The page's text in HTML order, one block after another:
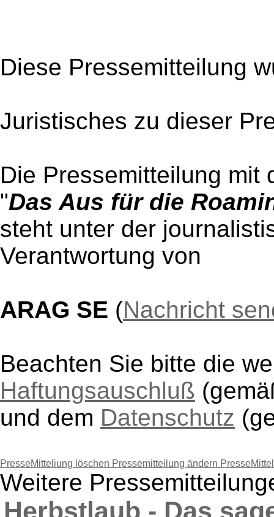
Diese Pressemitteilung
Juristisches zu dieser
Die Pressemitteilung mit
"Das Aus für die
steht unter der
Verantwortung von
ARAG SE (Nachricht
Beachten Sie bitte die
Haftungsauschluß
und dem Datenschutz
PresseMitteliung löschen Pressemitteilung ändern
Weitere